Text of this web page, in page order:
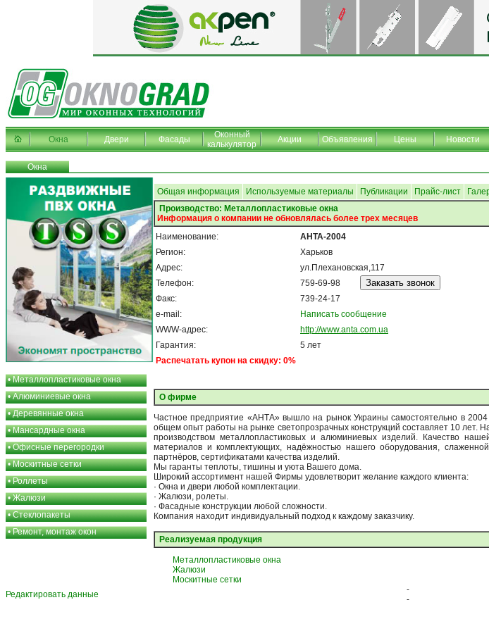
Окна Двери Фасады
Оконный
калькулятор
Акции Объявления Цены Новости
Окна
•Металлопластиковые окна
•Алюминиевые окна
•Деревянные окна
•Мансардные окна
•Офисные перегородки
•Москитные сетки
•Роллеты
•Жалюзи
•Стеклопакеты
•Ремонт, монтаж окон
Общая информация Используемые материалы Публикации Прайс-лист
Производство: Металлопластиковые окна
Информация о компании не обновлялась более трех месяцев
Наименование:
Регион:
Адрес:
Телефон:
Факс:
e-mail:
WWW-адрес:
Гарантия:
Распечатать купон на скидку: 0%
АНТА-2004
Харьков
ул.Плехановская,117
759-69-98
739-24-17
Написать сообщение
http://www.anta.com.ua
5 лет
О фирме
Частное предприятие «АНТА» вышло на рынок Украины самостоятельно в
общем опыт работы на рынке светопрозрачных конструкций составляет 10
производством металлопластиковых и алюминиевых изделий. Качество
материалов и комплектующих, надёжностью нашего оборудования,
партнёров, сертификатами качества изделий.
Мы гаранты теплоты, тишины и уюта Вашего дома.
Широкий ассортимент нашей Фирмы удовлетворит желание каждого клиента:
· Окна и двери любой комплектации.
· Жалюзи, ролеты.
· Фасадные конструкции любой сложности.
Компания находит индивидуальный подход к каждому заказчику.
Реализуемая продукция
Металлопластиковые окна
Жалюзи
Москитные сетки
Редактировать данные
-
-